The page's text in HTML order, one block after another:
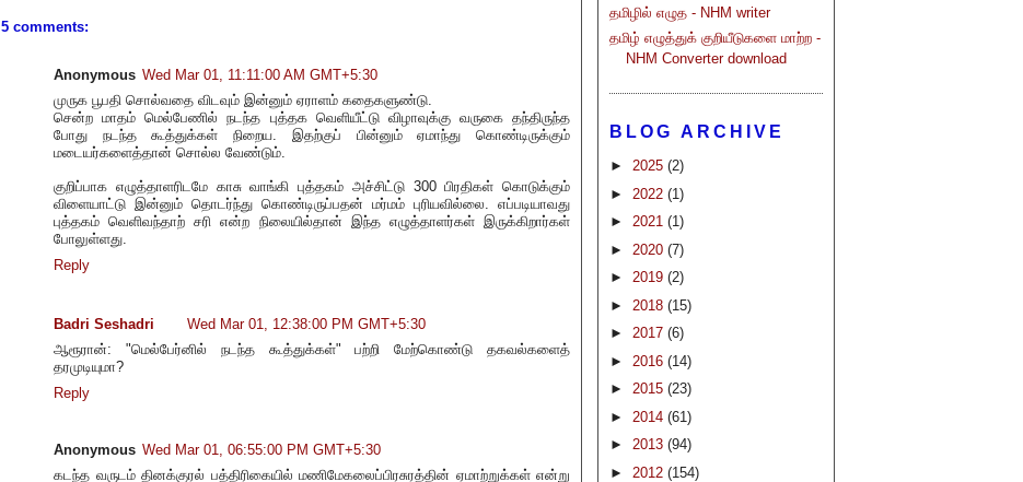
5 comments:
Anonymous Wed Mar 01, 11:11:00 AM GMT+5:30
முருக பூபதி சொல்வதை விடவும் இன்னும் ஏராளம் கதைகளுண்டு.
சென்ற மாதம் மெல்பேணில் நடந்த புத்தக வெளியீட்டு விழாவுக்கு வருகை தந்திருந்த
போது நடந்த கூத்துக்கள் நிறைய. இதற்குப் பின்னும் ஏமாந்து கொண்டிருக்கும்
மடையர்களைத்தான் சொல்ல வேண்டும்.
குறிப்பாக எழுத்தாளரிடமே காசு வாங்கி புத்தகம் அச்சிட்டு 300 பிரதிகள் கொடுக்கும்
விளையாட்டு இன்னும் தொடர்ந்து கொண்டிருப்பதன் மர்மம் புரியவில்லை. எப்படியாவது
புத்தகம் வெளிவந்தாற் சரி என்ற நிலையில்தான் இந்த எழுத்தாளர்கள் இருக்கிறார்கள்
போலுள்ளது.
Reply
Badri Seshadri
Wed Mar 01, 12:38:00 PM GMT+5:30
ஆரூரான்: "மெல்பேர்னில் நடந்த கூத்துக்கள்" பற்றி மேற்கொண்டு தகவல்களைத்
தரமுடியுமா?
Reply
Anonymous Wed Mar 01, 06:55:00 PM GMT+5:30
கடந்த வருடம் தினக்குரல் பத்திரிகையில் மணிமேகலைப்பிரசுரத்தின் ஏமாற்றுக்கள் என்று
தமிழில் எழுத - NHM writer
தமிழ் எழுத்துக் குறியீடுகளை மாற்ற -
NHM Converter download
BLOG ARCHIVE
► 2025 (2)
► 2022 (1)
► 2021 (1)
► 2020 (7)
► 2019 (2)
► 2018 (15)
► 2017 (6)
► 2016 (14)
► 2015 (23)
► 2014 (61)
► 2013 (94)
► 2012 (154)